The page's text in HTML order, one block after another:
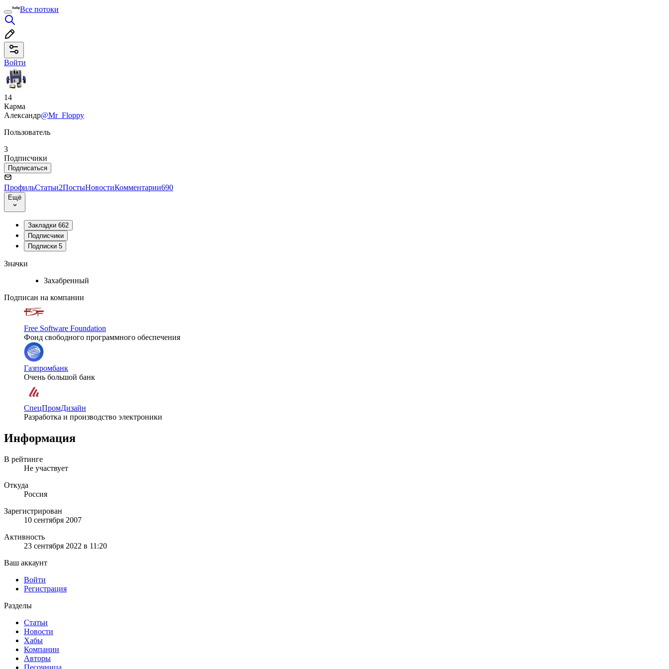
Все потоки
Войти
14
Карма
Александр@Mr_Floppy
Пользователь
3
Подписчики
Подписаться
ПрофильСтатьи2ПостыНовостиКомментарии690
Ещё
Закладки 662
Подписчики
Подписки 5
Значки
Захабренный
Подписан на компании
Free Software Foundation
Фонд свободного программного обеспечения
Газпромбанк
Очень большой банк
СпецПромДизайн
Разработка и производство электроники
Информация
В рейтинге
Не участвует
Откуда
Россия
Зарегистрирован
10 сентября 2007
Активность
23 сентября 2022 в 11:20
Ваш аккаунт
Войти
Регистрация
Разделы
Статьи
Новости
Хабы
Компании
Авторы
Песочница